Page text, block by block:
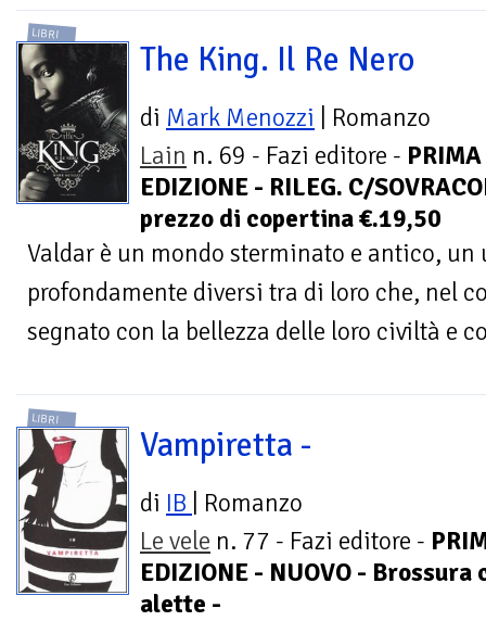
LIBRI
The King. Il Re Nero
di Mark Menozzi | Romanzo
Lain n. 69 - Fazi editore - PRIMA
EDIZIONE - RILEG. C/
prezzo di copertina €.19,50
Valdar è un mondo sterminato e antico,
profondamente diversi tra di loro che, nel
segnato con la bellezza delle loro civiltà e
LIBRI
Vampiretta -
di IB
| Romanzo
Le vele n. 77 - Fazi editore -
EDIZIONE - NUOVO - Brossura
alette -